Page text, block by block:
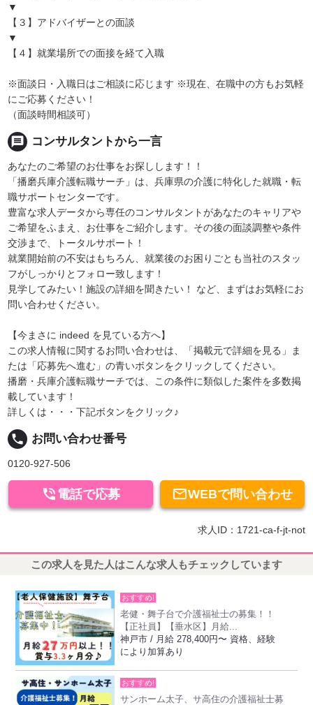
▼
【３】アドバイザーとの面談
▼
【４】就業場所での面接を経て入職
※面談日・入職日はご相談に応じます ※現在、在職中の方もお気軽
にご応募ください！
（面談時間相談可）
message コンサルタントから一言
あなたのご希望のお仕事をお探しします！！
「播磨兵庫介護転職サーチ」は、兵庫県の介護に特化した就職・転
職サポートセンターです。
豊富な求人データから専任のコンサルタントがあなたのキャリアや
ご希望をふまえ、お仕事をご紹介します。その後の面談調整や条件
交渉まで、トータルサポート！
就業開始前の不安はもちろん、就業後のお困りごとも当社のスタッ
フがしっかりとフォロー致します！
見学してみたい！施設の詳細を聞きたい！ など、まずはお気軽にお
問い合わせください。
【今まさに indeed を見ている方へ】
この求人情報に関するお問い合わせは、「掲載元で詳細を見る」ま
たは「応募先へ進む」の青いボタンをクリックしてください。
播磨・兵庫介護転職サーチでは、この条件に類似した案件を多数掲
載しています！
詳しくは・・・下記ボタンをクリック♪
local_phone お問い合わせ番号
0120-927-506
WEBで問い合わせ
 電話で応募
求人ID：1721-ca-f-jt-not
この求人を見た人はこんな求人もチェックしています
おすすめ!
老健・舞子台で介護福祉士の募集！！
【正社員】【垂水区】月給...
神戸市 / 月給 278,400円〜 資格、経験
により加算あり
おすすめ!
サンホーム太子、サ高住の介護福祉士募